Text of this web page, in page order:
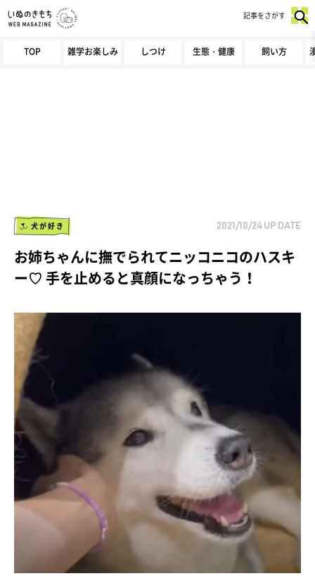
TOP 雑学お楽しみ しつけ 生態・健康 飼い方
記事をさがす
犬が好き 2021/10/24 UP DATE
お姉ちゃんに撫でられてニッコニコのハスキ
ー♡ 手を止めると真顔になっちゃう！